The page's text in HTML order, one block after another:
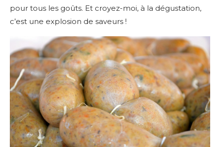
pour tous les goûts. Et croyez-moi, à la dégustation,
c’est une explosion de saveurs !